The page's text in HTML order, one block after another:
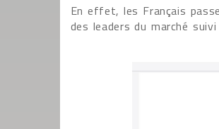
En effet, les Français
des leaders du marché